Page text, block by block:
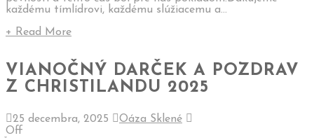
každému tímlídrovi, každému slúžiacemu a...
+ Read More
VIANOČNÝ DARČEK A POZDRAV
Z CHRISTILANDU 2025
25 decembra, 2025
Oáza Sklené
Off